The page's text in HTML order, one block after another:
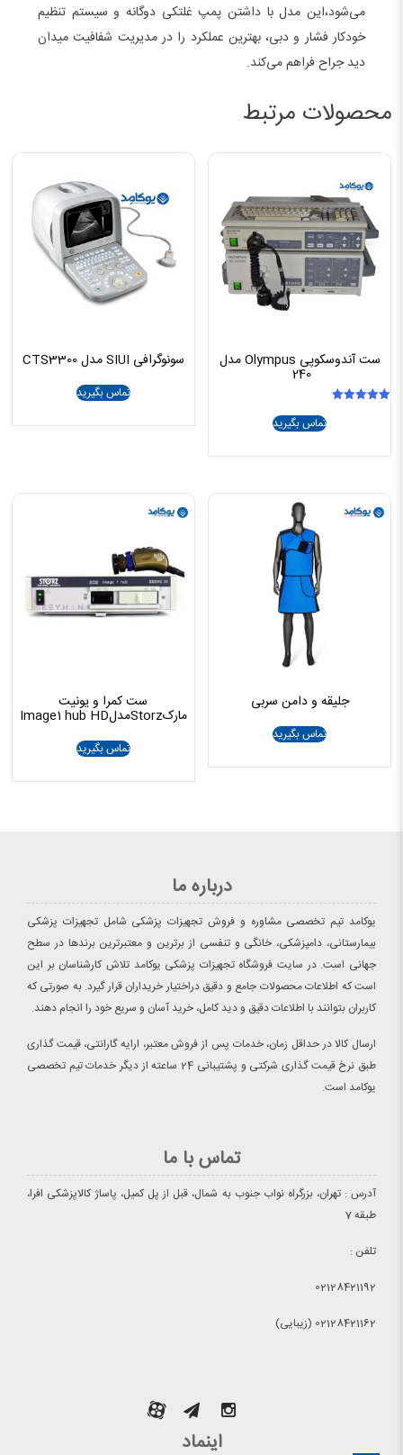
می‌شود،این مدل با داشتن پمپ غلتکی دوگانه و سیستم تنظیم
خودکار فشار و دبی، بهترین عملکرد را در مدیریت شفافیت میدان
دید جراح فراهم می‌کند.
محصولات مرتبط
ست آندوسکوپی Olympus مدل
240
تماس بگیرید
سونوگرافی SIUI مدل CTS3300
تماس بگیرید
جلیقه و دامن سربی
تماس بگیرید
ست کمرا و یونیت
مارکStorzمدلImage1 hub HD
تماس بگیرید
درباره ما
یوکامد تیم تخصصی مشاوره و فروش تجهیزات پزشکی شامل تجهیزات پزشکی
بیمارستانی، دامپزشکی، خانگی و تنفسی از برترین و معتبرترین برندها در سطح
جهانی است. در سایت فروشگاه تجهیزات پزشکی یوکامد تلاش کارشناسان بر این
است که اطلاعات محصولات جامع و دقیق دراختیار خریداران قرار گیرد. به صورتی که
کاربران بتوانند با اطلاعات دقیق و دید کامل، خرید آسان و سریع خود را انجام دهند.
ارسال کالا در حداقل زمان، خدمات پس از فروش معتبر، ارایه گارانتی، قیمت گذاری
طبق نرخ قیمت گذاری شرکتی و پشتیبانی 24 ساعته از دیگر خدمات تیم تخصصی
یوکامد است.
تماس با ما
آدرس : تهران، بزرگراه نواب جنوب به شمال، قبل از پل کمیل، پاساژ کالاپزشکی افرا،
طبقه 7
تلفن :
02128421192
02128421162 (زیبایی)
اینماد